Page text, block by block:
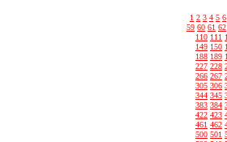
1 2 3 4 5 6
59 60 61 62
110 111
149 150
188 189
227 228
266 267
305 306
344 345
383 384
422 423
461 462
500 501